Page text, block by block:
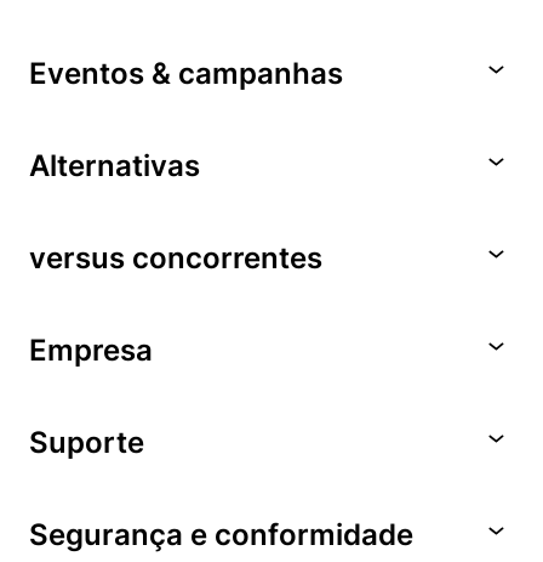
Eventos & campanhas
Alternativas
versus concorrentes
Empresa
Suporte
Segurança e conformidade